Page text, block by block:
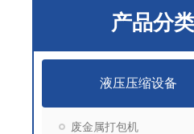
产品分类
液压压缩设备
废金属打包机